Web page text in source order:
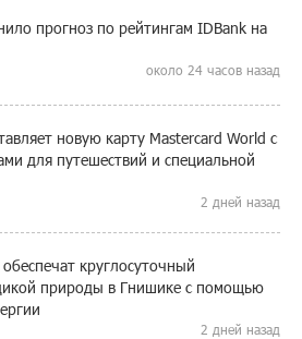
прогноз по рейтингам IDBank на
около 24 часов назад
новую карту Mastercard World с
для путешествий и специальной
2 дней назад
обеспечат круглосуточный
природы в Гнишике с помощью
2 дней назад